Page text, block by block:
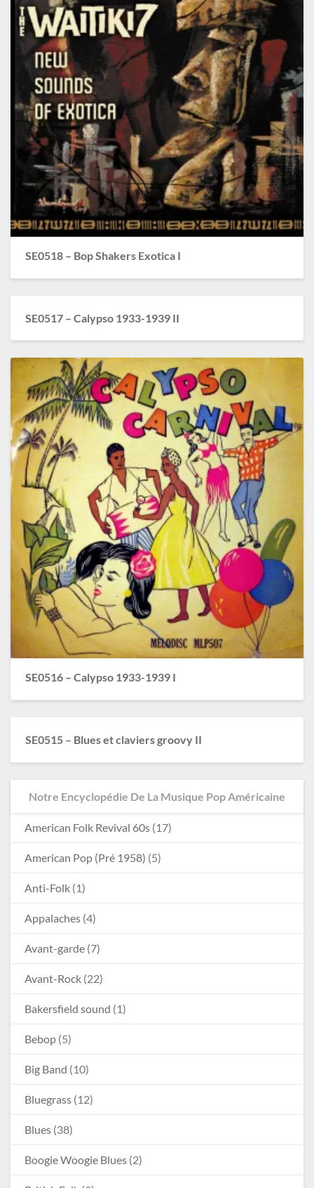
SE0518 – Bop Shakers Exotica I
SE0517 – Calypso 1933-1939 II
SE0516 – Calypso 1933-1939 I
SE0515 – Blues et claviers groovy II
Notre Encyclopédie De La Musique Pop Américaine
American Folk Revival 60s (17)
American Pop (Pré 1958) (5)
Anti-Folk (1)
Appalaches (4)
Avant-garde (7)
Avant-Rock (22)
Bakersfield sound (1)
Bebop (5)
Big Band (10)
Bluegrass (12)
Blues (38)
Boogie Woogie Blues (2)